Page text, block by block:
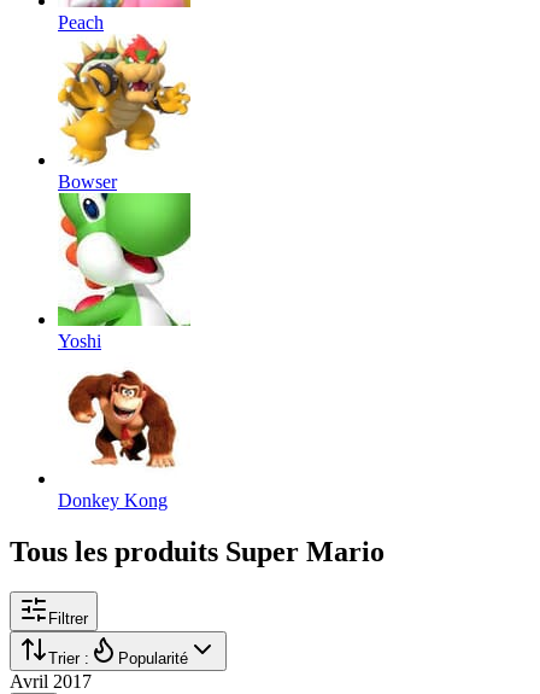
Peach
Bowser
Yoshi
Donkey Kong
Tous les produits Super Mario
Filtrer
Trier : Popularité
Avril 2017